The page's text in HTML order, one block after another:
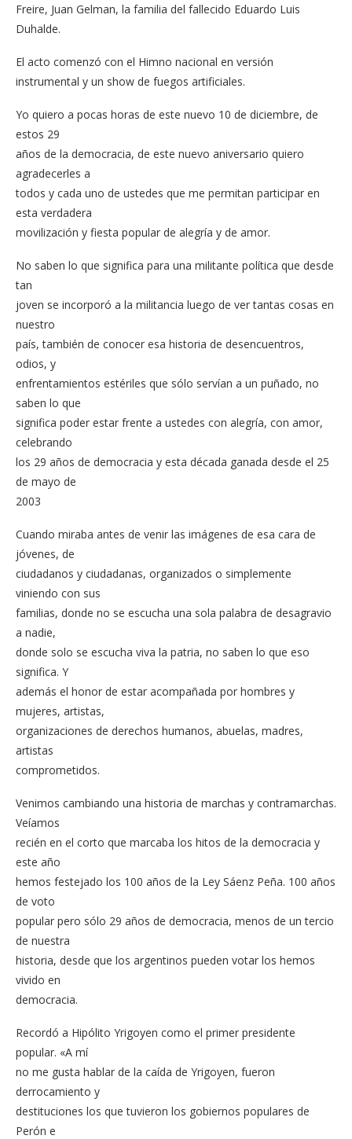
Freire, Juan Gelman, la familia del fallecido Eduardo Luis
Duhalde.
El acto comenzó con el Himno nacional en versión
instrumental y un show de fuegos artificiales.
Yo quiero a pocas horas de este nuevo 10 de diciembre, de
estos 29
años de la democracia, de este nuevo aniversario quiero
agradecerles a
todos y cada uno de ustedes que me permitan participar en
esta verdadera
movilización y fiesta popular de alegría y de amor.
No saben lo que significa para una militante política que desde
tan
joven se incorporó a la militancia luego de ver tantas cosas en
nuestro
país, también de conocer esa historia de desencuentros,
odios, y
enfrentamientos estériles que sólo servían a un puñado, no
saben lo que
significa poder estar frente a ustedes con alegría, con amor,
celebrando
los 29 años de democracia y esta década ganada desde el 25
de mayo de
2003
Cuando miraba antes de venir las imágenes de esa cara de
jóvenes, de
ciudadanos y ciudadanas, organizados o simplemente
viniendo con sus
familias, donde no se escucha una sola palabra de desagravio
a nadie,
donde solo se escucha viva la patria, no saben lo que eso
significa. Y
además el honor de estar acompañada por hombres y
mujeres, artistas,
organizaciones de derechos humanos, abuelas, madres,
artistas
comprometidos.
Venimos cambiando una historia de marchas y contramarchas.
Veíamos
recién en el corto que marcaba los hitos de la democracia y
este año
hemos festejado los 100 años de la Ley Sáenz Peña. 100 años
de voto
popular pero sólo 29 años de democracia, menos de un tercio
de nuestra
historia, desde que los argentinos pueden votar los hemos
vivido en
democracia.
Recordó a Hipólito Yrigoyen como el primer presidente
popular. «A mí
no me gusta hablar de la caída de Yrigoyen, fueron
derrocamiento y
destituciones los que tuvieron los gobiernos populares de
Perón e